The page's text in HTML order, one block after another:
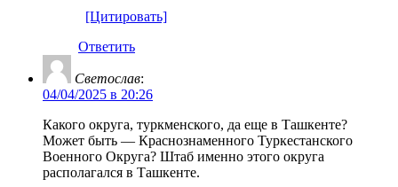
[Цитировать]
Ответить
Светослав:
04/04/2025 в 20:26
Какого округа, туркменского, да еще в Ташкенте?
Может быть — Краснознаменного Туркестанского
Военного Округа? Штаб именно этого округа
располагался в Ташкенте.